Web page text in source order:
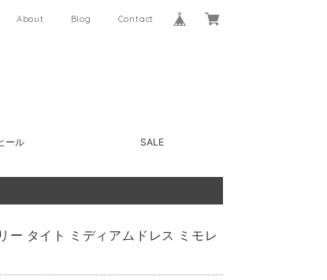
About Blog Contact
ール SALE
ー タイト ミディアムドレス ミモレ